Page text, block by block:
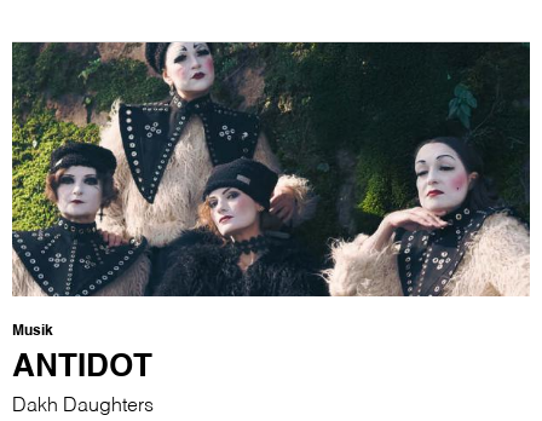
Musik
ANTIDOT
Dakh Daughters